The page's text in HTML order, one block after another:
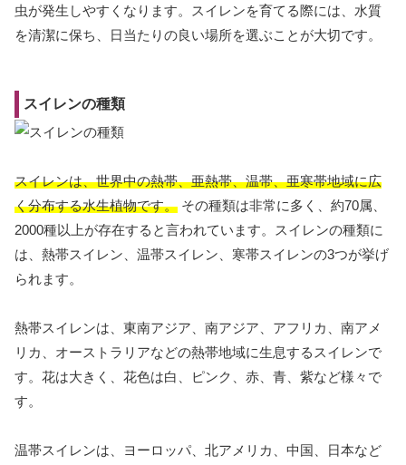
虫が発生しやすくなります。スイレンを育てる際には、水質
を清潔に保ち、日当たりの良い場所を選ぶことが大切です。
スイレンの種類
スイレンは、世界中の熱帯、亜熱帯、温帯、亜寒帯地域に広
く分布する水生植物です。 その種類は非常に多く、約70属、
2000種以上が存在すると言われています。スイレンの種類に
は、熱帯スイレン、温帯スイレン、寒帯スイレンの3つが挙げ
られます。
熱帯スイレンは、東南アジア、南アジア、アフリカ、南アメ
リカ、オーストラリアなどの熱帯地域に生息するスイレンで
す。花は大きく、花色は白、ピンク、赤、青、紫など様々で
す。
温帯スイレンは、ヨーロッパ、北アメリカ、中国、日本など